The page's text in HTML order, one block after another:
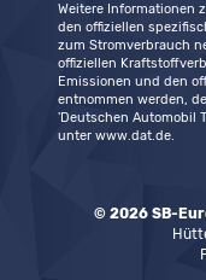
Weitere Informationen
den offiziellen
zum Stromverbrauch
offiziellen
Emissionen und den
entnommen werden,
'Deutschen Automobil
unter www.dat.de.
© 2026 SB-